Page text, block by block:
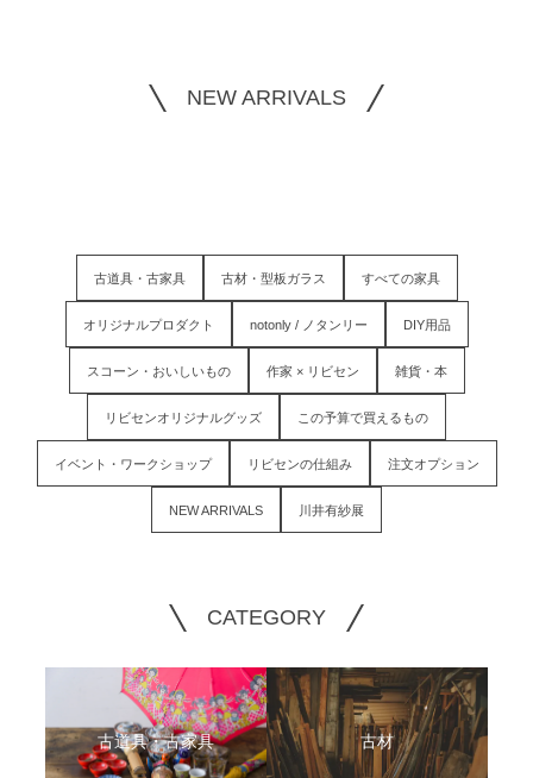
NEW ARRIVALS
古道具・古家具 古材・型板ガラス すべての家具
オリジナルプロダクト notonly / ノタンリー DIY用品
スコーン・おいしいもの 作家 × リビセン 雑貨・本
リビセンオリジナルグッズ この予算で買えるもの
イベント・ワークショップ リビセンの仕組み 注文オプション
NEW ARRIVALS 川井有紗展
CATEGORY
古道具・古家具 古材